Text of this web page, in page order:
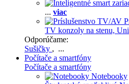
... viac
TV konzoly na stenu,
Odporúčame:
Sušičky , ...
Počítače a smartfóny
Počítače a smartfóny
Notebooky